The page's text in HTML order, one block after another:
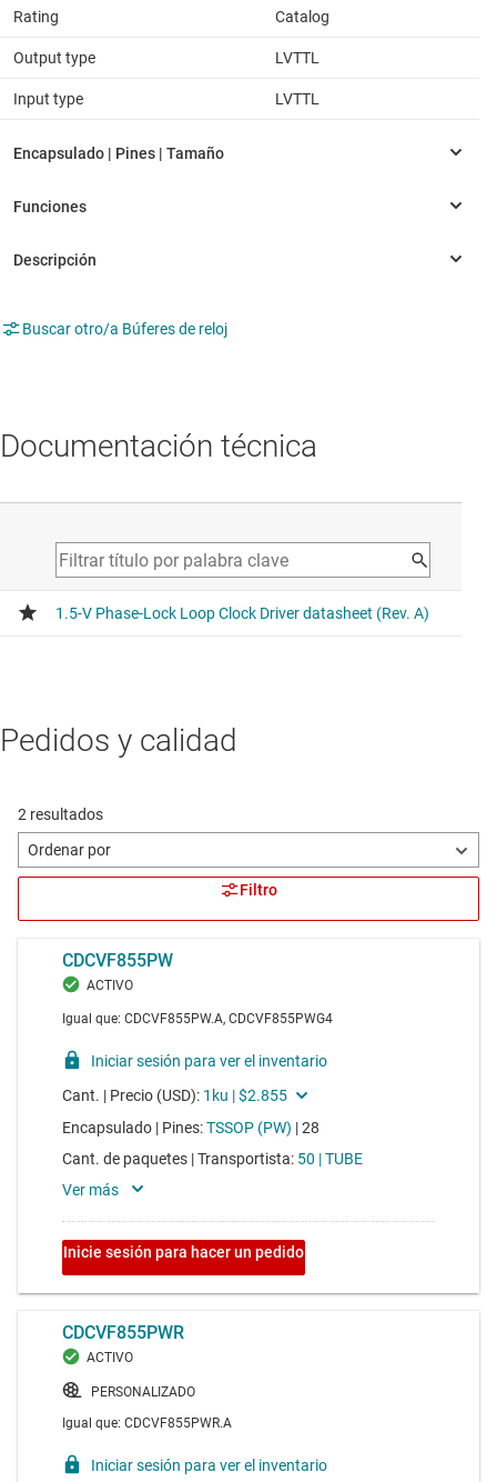
Rating Catalog
Output type LVTTL
Input type LVTTL
Buscar otro/a Búferes de reloj
Documentación técnica
Pedidos y calidad